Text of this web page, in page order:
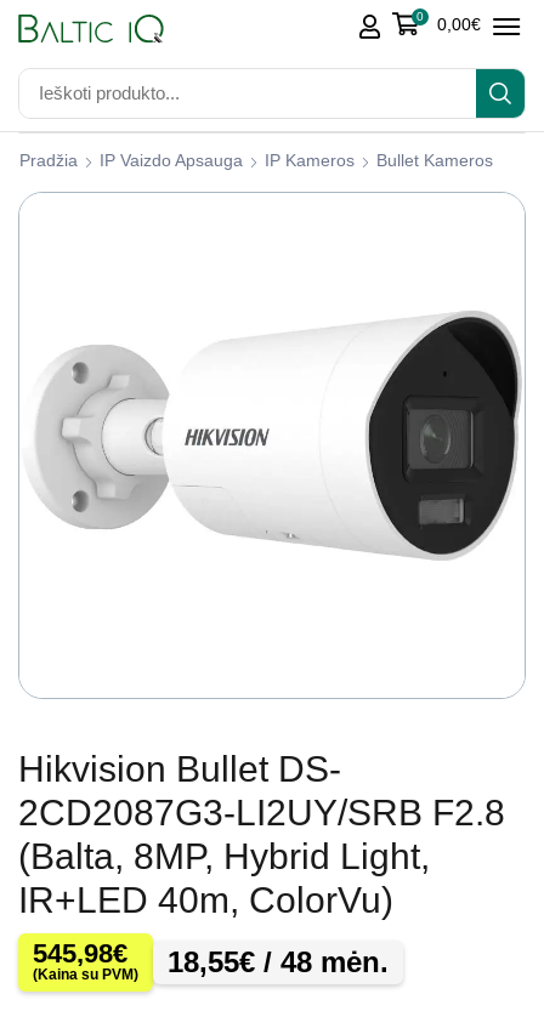
0 0,00€
Pradžia IP Vaizdo Apsauga IP Kameros Bullet Kameros
Hikvision Bullet DS-
2CD2087G3-LI2UY/SRB F2.8
(Balta, 8MP, Hybrid Light,
IR+LED 40m, ColorVu)
545,98€
(Kaina su PVM) 18,55€ / 48 mėn.